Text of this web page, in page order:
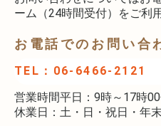
ーム（24時間受付）をご利
お電話でのお問い合
TEL：06-6466-2121
営業時間平日：9時～17時
休業日：土・日・祝日・年